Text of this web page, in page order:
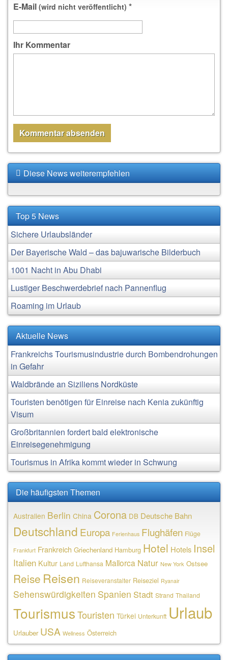
E-Mail (wird nicht veröffentlicht) *
Ihr Kommentar
Diese News weiterempfehlen
Top 5 News
Sichere Urlaubsländer
Der Bayerische Wald – das bajuwarische Bilderbuch
1001 Nacht in Abu Dhabi
Lustiger Beschwerdebrief nach Pannenflug
Roaming im Urlaub
Aktuelle News
Frankreichs Tourismusindustrie durch Bombendrohungen
in Gefahr
Waldbrände an Siziliens Nordküste
Touristen benötigen für Einreise nach Kenia zukünftig
Visum
Großbritannien fordert bald elektronische
Einreisegenehmigung
Tourismus in Afrika kommt wieder in Schwung
Die häufigsten Themen
Australien Berlin China Corona DB Deutsche Bahn
Deutschland Europa Ferienhaus Flughäfen Flüge
Frankfurt Frankreich Griechenland Hamburg Hotel Hotels Insel
Italien Kultur Land Lufthansa Mallorca Natur New York Ostsee
Reise Reisen Reiseveranstalter Reiseziel Ryanair
Sehenswürdigkeiten Spanien Stadt Strand Thailand
TourismusTouristen Türkei Unterkunft Urlaub
Urlauber USA Wellness Österreich